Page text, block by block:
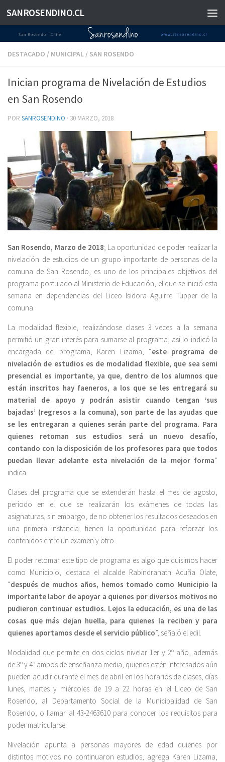
Saltar al contenido
SANROSENDINO.CL
DESTACADO / MUNICIPAL / SAN ROSENDO
Inician programa de Nivelación de Estudios
en San Rosendo
POR SANROSENDINO · 30 MARZO, 2018
San Rosendo, Marzo de 2018; La oportunidad de poder realizar la
nivelación de estudios de un grupo importante de personas de la
comuna de San Rosendo, es uno de los principales objetivos del
programa postulado al Ministerio de Educación, el que se inició esta
semana en dependencias del Liceo Isidora Aguirre Tupper de la
comuna.
La modalidad flexible, realizándose clases 3 veces a la semana
permitió un gran interés para sumarse al programa, así lo indicó la
encargada del programa, Karen Lizama, “este programa de
nivelación de estudios es de modalidad flexible, que sea semi
presencial es importante, ya que, dentro de los alumnos que
están inscritos hay faeneros, a los que se les entregará su
material de apoyo y podrán asistir cuando tengan ‘sus
bajadas’ (regresos a la comuna), son parte de las ayudas que
se les entregaran a quienes serán parte del programa. Para
quienes retoman sus estudios será un nuevo desafío,
contando con la disposición de los profesores para que todos
puedan llevar adelante esta nivelación de la mejor forma”
indica.
Clases del programa que se extenderán hasta el mes de agosto,
período en el que se realizarán los exámenes de todas las
asignaturas, sin embargo, de no obtener los resultados deseados en
una primera instancia, tienen la oportunidad para reforzar los
contenidos entre un examen y otro.
El poder retomar este tipo de programa es algo que quisimos hacer
como Municipio, destaca el alcalde Rabindranath Acuña Olate,
“después de muchos años, hemos tomado como Municipio la
importante labor de apoyar a quienes por diversos motivos no
pudieron continuar estudios. Lejos la educación, es una de las
cosas que más dejan huella, para quienes la reciben y para
quienes aportamos desde el servicio público”, señaló el edil.
Modalidad que permite en dos ciclos nivelar 1er y 2º año, además
de 3º y 4º ambos de enseñanza media, quienes estén interesados aún
pueden acudir durante el mes de abril en los horarios de clases, días
lunes, martes y miércoles de 19 a 22 horas en el Liceo de San
Rosendo, al Departamento Social de la Municipalidad de San
Rosendo, o llamar al 43-2463610 para conocer los requisitos para
poder matricularse.
Nivelación apunta a personas mayores de edad quienes por
distintos motivos no continuaron estudios, agrega Karen Lizama,